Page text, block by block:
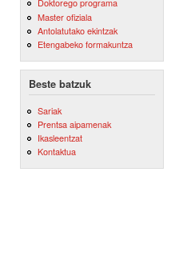
Doktorego programa
Master ofiziala
Antolatutako ekintzak
Etengabeko formakuntza
Beste batzuk
Sariak
Prentsa aipamenak
Ikasleentzat
Kontaktua